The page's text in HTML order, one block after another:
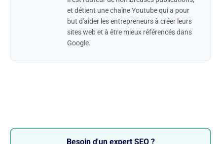
et détient une chaîne Youtube qui a pour
but d'aider les entrepreneurs à créer leurs
sites web et à être mieux référencés dans
Google.
Besoin d'un expert SEO ?